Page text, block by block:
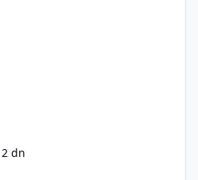
2 dn